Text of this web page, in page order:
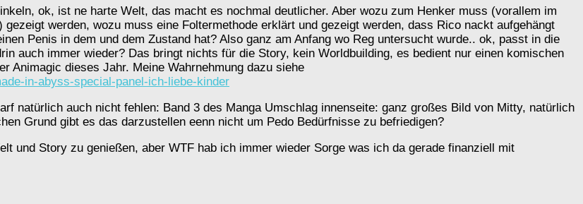
ok, ist ne harte Welt, das macht es nochmal deutlicher. Aber wozu zum Henker muss (vorallem im
werden, wozu muss eine Foltermethode erklärt und gezeigt werden, dass Rico nackt aufgehängt
Penis in dem und dem Zustand hat? Also ganz am Anfang wo Reg untersucht wurde.. ok, passt in die
auch immer wieder? Das bringt nichts für die Story, kein Worldbuilding, es bedient nur einen komischen
Animagic dieses Jahr. Meine Wahrnehmung dazu siehe
in-abyss-special-panel-ich-liebe-kinder
natürlich auch nicht fehlen: Band 3 des Manga Umschlag innenseite: ganz großes Bild von Mitty, natürlich
Grund gibt es das darzustellen eenn nicht um Pedo Bedürfnisse zu befriedigen?
und Story zu genießen, aber WTF hab ich immer wieder Sorge was ich da gerade finanziell mit